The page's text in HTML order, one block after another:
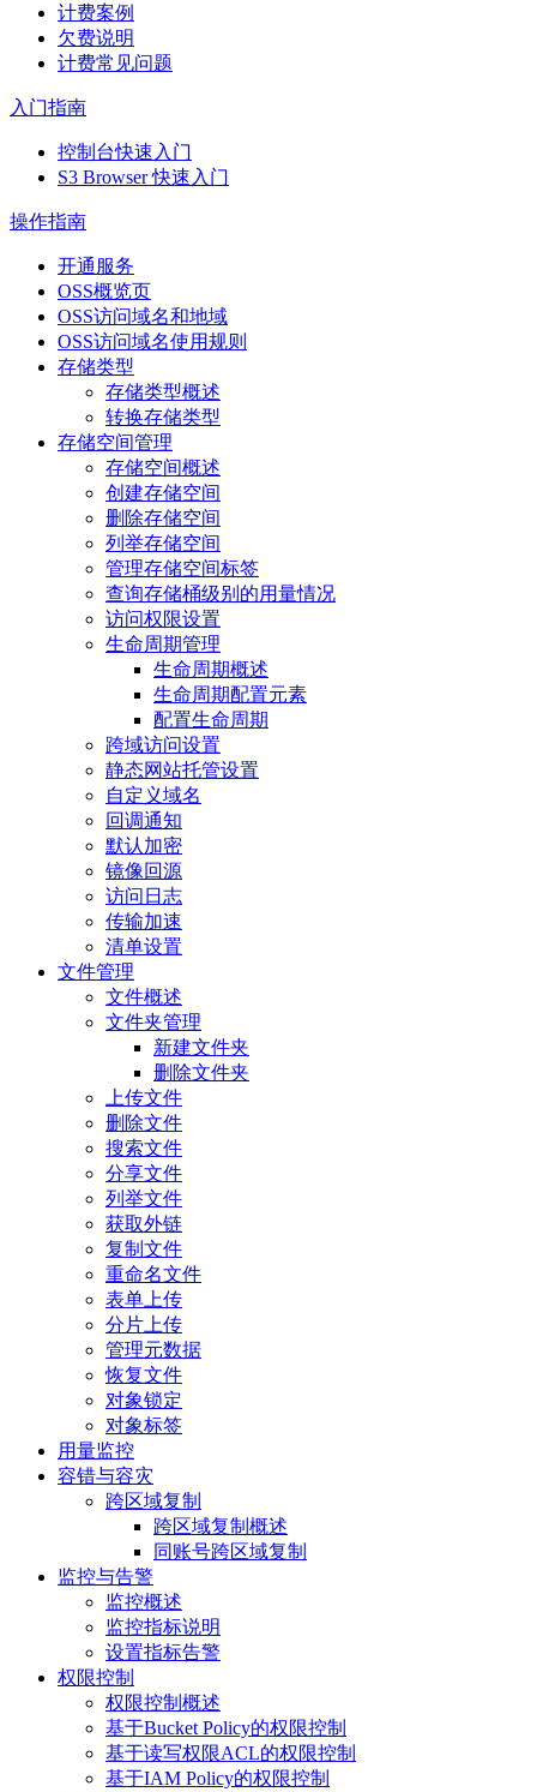
计费案例
欠费说明
计费常见问题
入门指南
控制台快速入门
S3 Browser 快速入门
操作指南
开通服务
OSS概览页
OSS访问域名和地域
OSS访问域名使用规则
存储类型
存储类型概述
转换存储类型
存储空间管理
存储空间概述
创建存储空间
删除存储空间
列举存储空间
管理存储空间标签
查询存储桶级别的用量情况
访问权限设置
生命周期管理
生命周期概述
生命周期配置元素
配置生命周期
跨域访问设置
静态网站托管设置
自定义域名
回调通知
默认加密
镜像回源
访问日志
传输加速
清单设置
文件管理
文件概述
文件夹管理
新建文件夹
删除文件夹
上传文件
删除文件
搜索文件
分享文件
列举文件
获取外链
复制文件
重命名文件
表单上传
分片上传
管理元数据
恢复文件
对象锁定
对象标签
用量监控
容错与容灾
跨区域复制
跨区域复制概述
同账号跨区域复制
监控与告警
监控概述
监控指标说明
设置指标告警
权限控制
权限控制概述
基于Bucket Policy的权限控制
基于读写权限ACL的权限控制
基于IAM Policy的权限控制